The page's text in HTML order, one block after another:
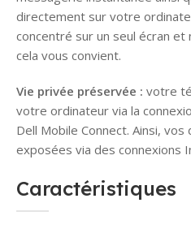
directement sur votre
concentré sur un seul écran
cela vous convient.
Vie privée préservée : votre
votre ordinateur via la
Dell Mobile Connect. Ainsi,
exposées via des connexions
Caractéristiques